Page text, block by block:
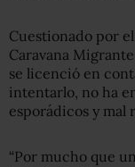
Cuestionado por
Caravana
se licenció en
intentarlo, no ha
esporádicos y mal
“Por mucho que